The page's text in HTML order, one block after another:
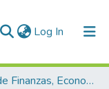
Log In (current)
Escuela de Finanzas, Economía y Gobierno